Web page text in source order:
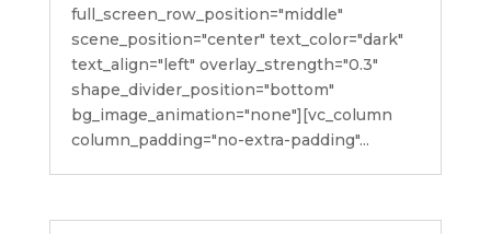
full_screen_row_position="middle"
scene_position="center" text_color="dark"
text_align="left" overlay_strength="0.3"
shape_divider_position="bottom"
bg_image_animation="none"][vc_column
column_padding="no-extra-padding"...